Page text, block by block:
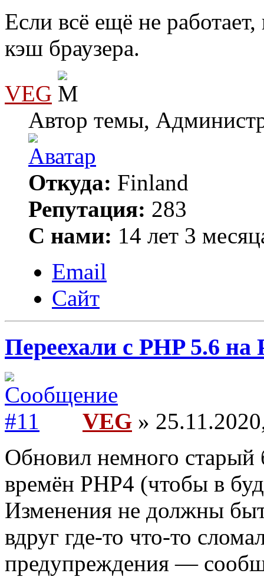
Если всё ещё не
кэш браузера.
VEG
Автор темы,
Откуда: Finland
Репутация: 283
С нами: 14 лет 3
Email
Сайт
Переехали c PHP 5.6 на
VEG »
Обновил немного старый
времён PHP4 (чтобы в
Изменения не должны
вдруг где-то что-то
предупреждения —